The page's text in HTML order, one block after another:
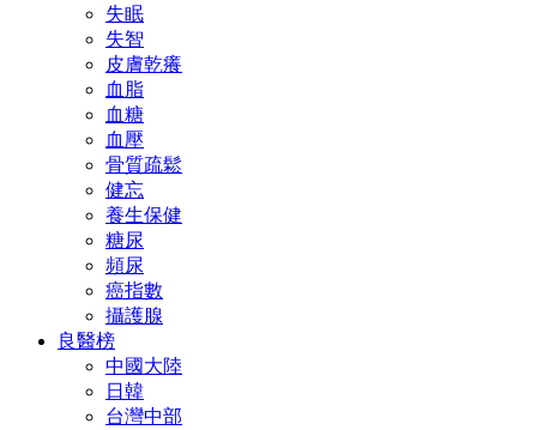
失眠
失智
皮膚乾癢
血脂
血糖
血壓
骨質疏鬆
健忘
養生保健
糖尿
頻尿
癌指數
攝護腺
良醫榜
中國大陸
日韓
台灣中部